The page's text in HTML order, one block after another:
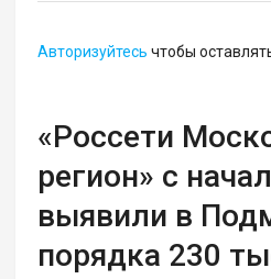
Авторизуйтесь чтобы
«Россети
регион» с
выявили в
порядка 230